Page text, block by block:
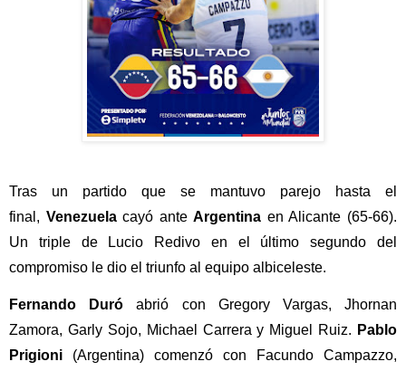
Tras un partido que se mantuvo parejo hasta el
final, Venezuelacayó anteArgentina en Alicante (65-66).
Un triple de Lucio Redivo en el último segundo del
compromiso le dio el triunfo al equipo albiceleste.
Fernando Duró abrió con Gregory Vargas, Jhornan
Zamora, Garly Sojo, Michael Carrera y Miguel Ruiz. Pablo
Prigioni (Argentina) comenzó con Facundo Campazzo,